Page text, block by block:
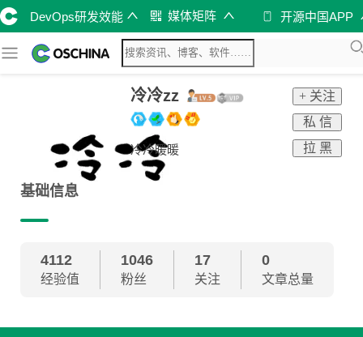
DevOps研发效能 媒体矩阵 开源中国APP
冷冷zz
冷冷暖暖
+ 关注
私 信
拉 黑
基础信息
4112
经验值
1046
粉丝
17
关注
0
文章总量